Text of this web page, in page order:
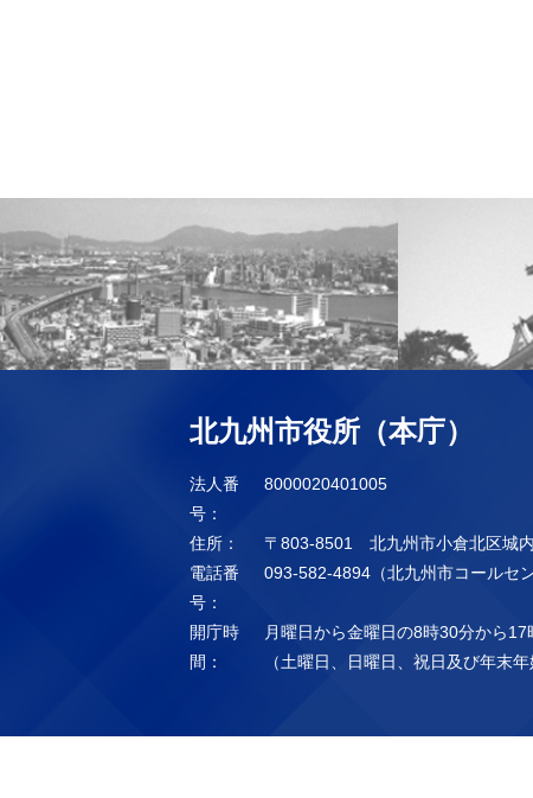
北九州市役所（本庁）
法人番
号：
8000020401005
住所：
〒803-8501 北九州市小倉北区城
電話番
号：
093-582-4894（北九州市コールセン
開庁時
間：
月曜日から金曜日の8時30分から17
（土曜日、日曜日、祝日及び年末年